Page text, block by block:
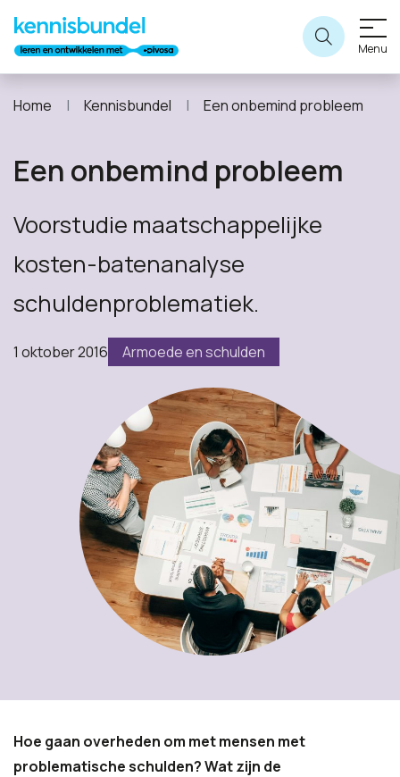
Menu
Home Kennisbundel Een onbemind probleem
Een onbemind probleem
Voorstudie maatschappelijke
kosten-batenanalyse
schuldenproblematiek.
1 oktober 2016 Armoede en schulden
Hoe gaan overheden om met mensen met
problematische schulden? Wat zijn de